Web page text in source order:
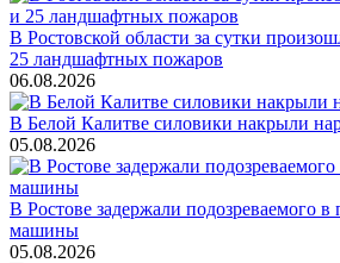
В Ростовской области за сутки
25 ландшафтных пожаров
06.08.2026
В Белой Калитве силовики накрыли
05.08.2026
В Ростове задержали подозреваемого
машины
05.08.2026